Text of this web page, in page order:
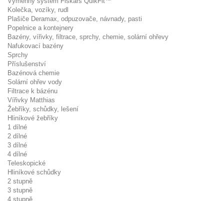
Kolečka, vozíky, rudl
Plašiče Deramax, odpuzovače, návnady, pasti
Popelnice a kontejnery
Bazény, vířivky, filtrace, sprchy, chemie, solární ohřevy
Nafukovací bazény
Sprchy
Příslušenství
Bazénová chemie
Solární ohřev vody
Filtrace k bázénu
Vířivky Matthias
Žebříky, schůdky, lešení
Hliníkové žebříky
1 dílné
2 dílné
3 dílné
4 dílné
Teleskopické
Hliníkové schůdky
2 stupně
3 stupně
4 stupně